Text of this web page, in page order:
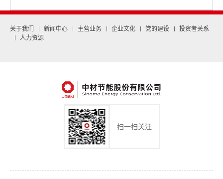
关于我们 新闻中心 主营业务 企业文化 党的建设
投资者关系
人力资源
扫一扫关注